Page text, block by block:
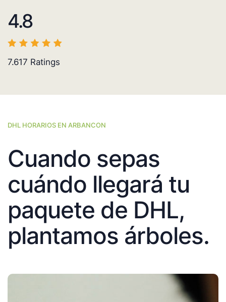
4.8
7.617 Ratings
DHL HORARIOS EN ARBANCON
Cuando sepas
cuándo llegará tu
paquete de DHL,
plantamos árboles.